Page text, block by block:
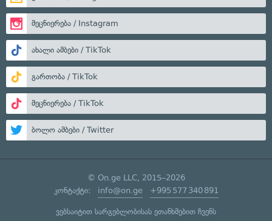
მეცნიერება / Instagram
ახალი ამბები / TikTok
გართობა / TikTok
მეცნიერება / TikTok
ბოლო ამბები / Twitter
© On.ge LLC, 2015–2026
კონტაქტი: info@on.ge +995 577 340 891
ვებსაიტით სარგებლობისას ეთანხმებით ჩვენს